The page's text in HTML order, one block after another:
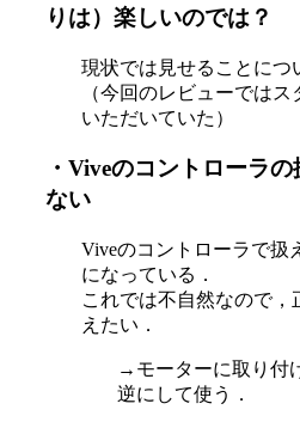
りは）楽しいのでは？
現状では見せることにつ
（今回のレビューでは
いただいていた）
・Viveのコントローラ
ない
Viveのコントローラで扱
になっている．
これでは不自然なので
えたい．
→モーターに取り付
逆にして使う．